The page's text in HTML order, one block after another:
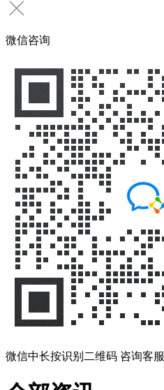
微信咨询
微信中长按识别二维码 咨询客服